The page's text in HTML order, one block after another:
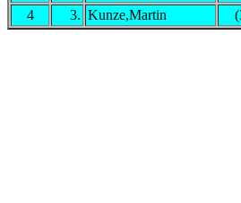
4
3. Kunze,Martin